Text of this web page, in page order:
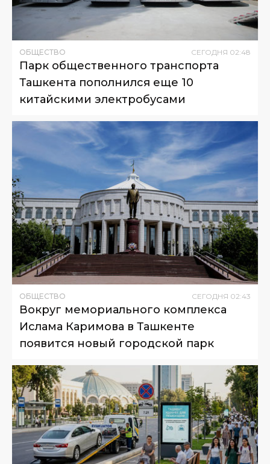
ОБЩЕСТВО СЕГОДНЯ 02:48
Парк общественного транспорта
Ташкента пополнился еще 10
китайскими электробусами
ОБЩЕСТВО СЕГОДНЯ 02:43
Вокруг мемориального комплекса
Ислама Каримова в Ташкенте
появится новый городской парк